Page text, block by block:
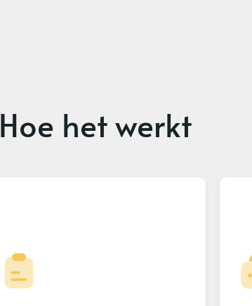
Hoe het werkt